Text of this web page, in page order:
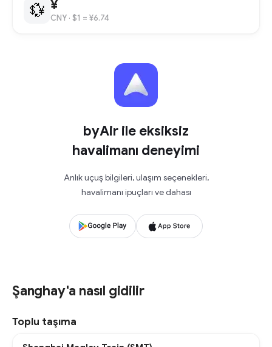
💱 ¥
CNY · $1 = ¥6.74
byAir ile eksiksiz
havalimanı deneyimi
Anlık uçuş bilgileri, ulaşım seçenekleri,
havalimanı ipuçları ve dahası
Şanghay'a nasıl gidilir
Toplu taşıma